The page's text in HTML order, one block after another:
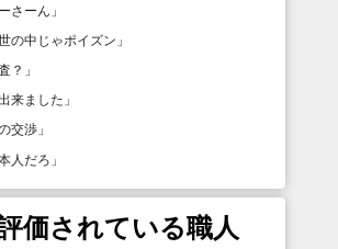
さーん 」
の中じゃポイズン 」
？ 」
来ました 」
交渉 」
人だろ 」
価されている職人